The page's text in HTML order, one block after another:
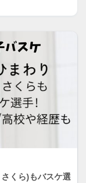
くら)もバスケ選